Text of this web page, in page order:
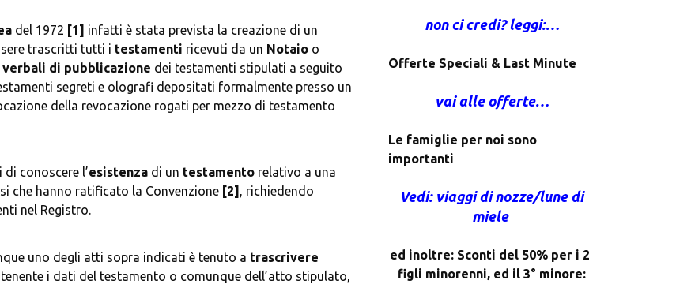
del 1972 [1] infatti è stata prevista la creazione di un
trascritti tutti i testamenti ricevuti da un Notaio o
verbali di pubblicazione dei testamenti stipulati a seguito
segreti e olografi depositati formalmente presso un
della revocazione rogati per mezzo di testamento
di conoscere l’
esistenza di un testamento relativo a una
che hanno ratificato la Convenzione [2] , richiedendo
uno degli atti sopra indicati è tenuto a
trascrivere
i dati del testamento o comunque dell’atto stipulato,
non ci credi? leggi:…
Offerte Speciali & Last Minute
vai alle offerte…
Le famiglie per noi sono
importanti
Vedi: viaggi di nozze/lune di
miele
ed inoltre: Sconti del 50% per i 2
figli minorenni, ed il 3° minore: